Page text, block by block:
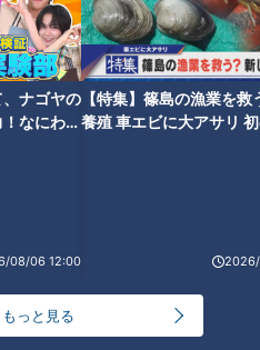
ナゴヤの
なにわ実
08/06 12:00
【特集】篠島の漁業を救
養殖 車エビに大アサリ
もっと見る
関するイベント詳細は在日イタ
た。以来50年以上に、日本と
ビジネス交流促進のため活動し
する日本企業及び日本市場へ進